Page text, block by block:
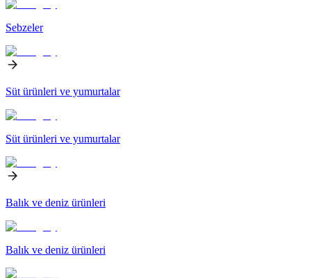
Sebzeler
Süt ürünleri ve yumurtalar
Süt ürünleri ve yumurtalar
Balık ve deniz ürünleri
Balık ve deniz ürünleri